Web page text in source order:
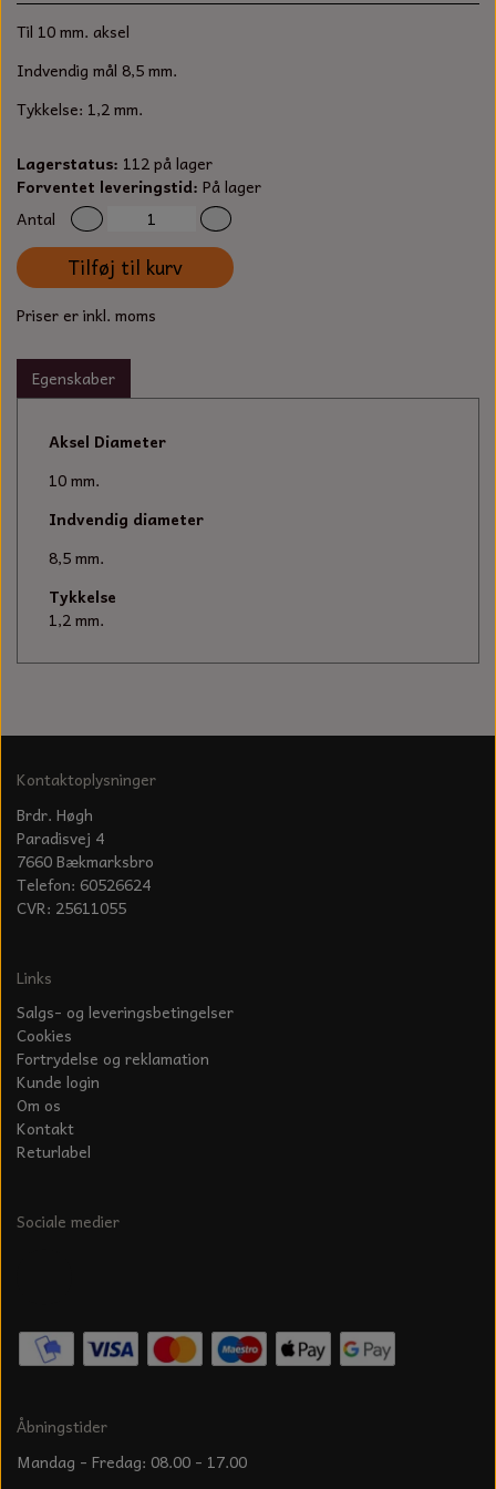
DYBEL
OLIE TIL SMÅMOTORER & HAVEMASKINER
TÆNDRØR
SPÆNDEBÅND
BENSINSLANGE OG FILTRE
STARTSNOR OG TILBEHØR
UNIVERSAL KABLER OG TILBEHØR
UNIVERSAL REMSKIVER OG STYRERULLER
STIKSAV KLINGER
ARBEJDSLYS
MEJSLER
VÆRKTØJSSÆT
Til 10 mm. aksel
Indvendig mål 8,5 mm.
Tykkelse: 1,2 mm.
Lagerstatus: 112 på lager
Forventet leveringstid: På lager
Antal
Tilføj til kurv
Priser er inkl. moms
Egenskaber
Aksel Diameter
10 mm.
Indvendig diameter
8,5 mm.
Tykkelse
1,2 mm.
Kontaktoplysninger
Brdr. Høgh
Paradisvej 4
7660 Bækmarksbro
Telefon: 60526624
CVR: 25611055
Links
Salgs- og leveringsbetingelser
Cookies
Fortrydelse og reklamation
Kunde login
Om os
Kontakt
Returlabel
Sociale medier
Åbningstider
Mandag - Fredag: 08.00 - 17.00